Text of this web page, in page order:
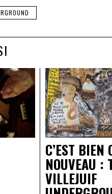
C’EST BIEN
NOUVEAU :
VILLEJUIF